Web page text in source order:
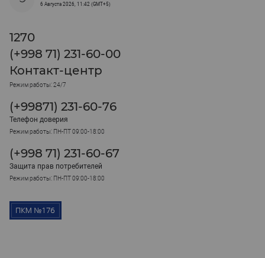
6 Августа 2026, 11:42 (GMT+5)
1270
(+998 71) 231-60-00
Контакт-центр
Режим работы: 24/7
(+99871) 231-60-76
Телефон доверия
Режим работы: ПН-ПТ 09:00-18:00
(+998 71) 231-60-67
Защита прав потребителей
Режим работы: ПН-ПТ 09:00-18:00